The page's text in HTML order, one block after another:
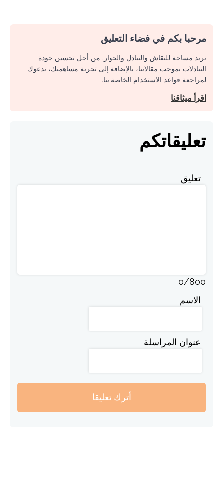
مرحبا بكم في فضاء التعليق
نريد مساحة للنقاش والتبادل والحوار. من أجل تحسين جودة
التبادلات بموجب مقالاتنا، بالإضافة إلى تجربة مساهمتك، ندعوك
لمراجعة قواعد الاستخدام الخاصة بنا.
اقرأ ميثاقنا
تعليقاتكم
تعليق
0/800
الاسم
عنوان المراسلة
أترك تعليقا